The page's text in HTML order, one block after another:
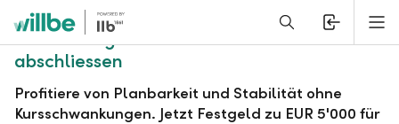
Alerts.Headline
willbe Festgeld zu EUR 5'000 für 7 Monate
abschliessen
Profitiere von Planbarkeit und Stabilität ohne
Kursschwankungen. Jetzt Festgeld zu EUR 5'000 für